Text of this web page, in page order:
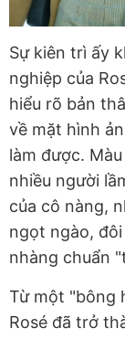
Sự kiên trì ấy
nghiệp của
hiểu rõ bản
về mặt hình
làm được.
nhiều người
của cô nàng,
ngọt ngào,
nhàng chuẩn
Từ một "bông
Rosé đã trở